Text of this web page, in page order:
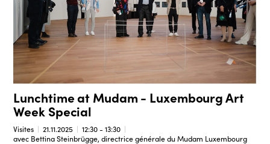
Lunchtime at Mudam - Luxembourg Art
Week Special
Visites 21.11.2025
12:30 - 13:30
avec Bettina Steinbrügge, directrice générale du Mudam Luxembourg